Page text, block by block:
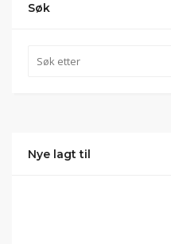
Søk
Nye lagt til